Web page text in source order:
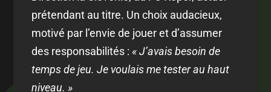
prétendant au titre. Un choix audacieux,
motivé par l’envie de jouer et d’assumer
des responsabilités :« J’avais besoin de
temps de jeu. Je voulais me tester au haut
niveau. »